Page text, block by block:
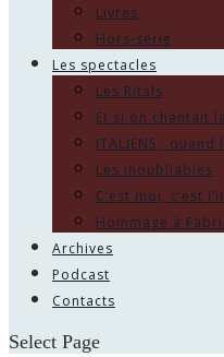
Livres
Hors-série
Les spectacles
Les Ritals
Et si on chantait
ITALIENS ,
Les Inoubliables
C’est moi, c’est
Hommage à
Archives
Podcast
Contacts
Select Page